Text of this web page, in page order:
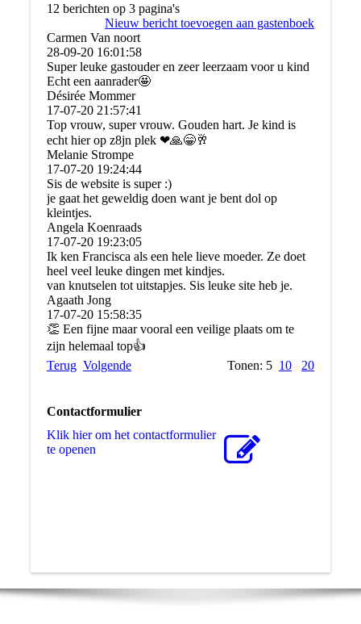
12 berichten op 3 pagina's
Nieuw bericht toevoegen aan gastenboek
Carmen Van noort
28-09-20 16:01:58
Super leuke gastouder en zeer leerzaam voor u kind
Echt een aanrader🤩
Désirée Mommer
17-07-20 21:57:41
Top vrouw, super vrouw. Gouden hart. Je kind is
echt hier op z8jn plek ❤🙏😁🥂
Melanie Strompe
17-07-20 19:24:44
Sis de website is super :)
je gaat het geweldig doen want je bent dol op
kleintjes.
Angela Koenraads
17-07-20 19:23:05
Ik ken Francisca als een hele lieve moeder. Ze doet
heel veel leuke dingen met kindjes.
van knutselen tot uitstapjes. Sis leuke site heb je.
Agaath Jong
17-07-20 15:58:35
👏 Een fijne maar vooral een veilige plaats om te
zijn helemaal top👍
Terug Volgende Tonen: 5 10 20
Contactformulier
Klik hier om het contactformulier
te openen